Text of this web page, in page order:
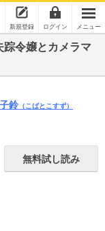
新規登録 ログイン メニュー
踪令嬢とカメラマ
鈴 （こばとこすず）
無料試し読み